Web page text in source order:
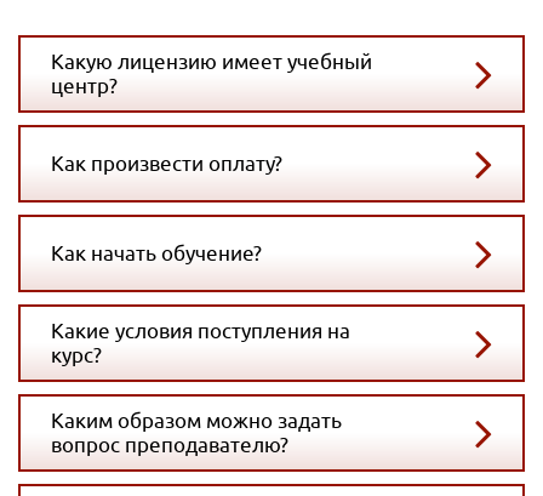
Какую лицензию имеет учебный
центр?
Как произвести оплату?
Как начать обучение?
Какие условия поступления на
курс?
Каким образом можно задать
вопрос преподавателю?